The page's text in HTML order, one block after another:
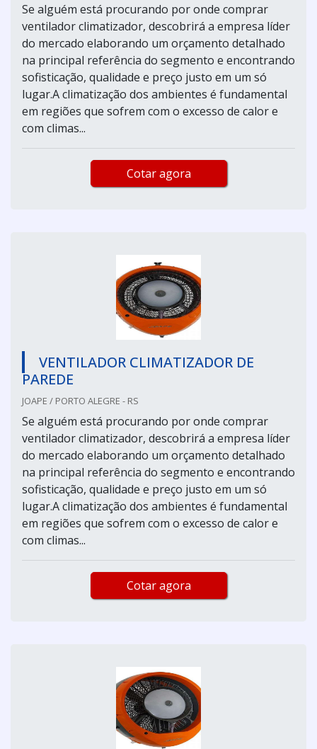
Se alguém está procurando por onde comprar
ventilador climatizador, descobrirá a empresa líder
do mercado elaborando um orçamento detalhado
na principal referência do segmento e encontrando
sofisticação, qualidade e preço justo em um só
lugar.A climatização dos ambientes é fundamental
em regiões que sofrem com o excesso de calor e
com climas...
Cotar agora
VENTILADOR CLIMATIZADOR DE
PAREDE
JOAPE / PORTO ALEGRE - RS
Se alguém está procurando por onde comprar
ventilador climatizador, descobrirá a empresa líder
do mercado elaborando um orçamento detalhado
na principal referência do segmento e encontrando
sofisticação, qualidade e preço justo em um só
lugar.A climatização dos ambientes é fundamental
em regiões que sofrem com o excesso de calor e
com climas...
Cotar agora